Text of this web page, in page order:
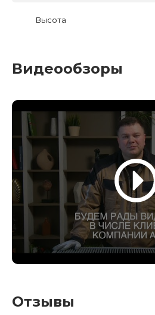
Высота
Видеообзоры
Отзывы